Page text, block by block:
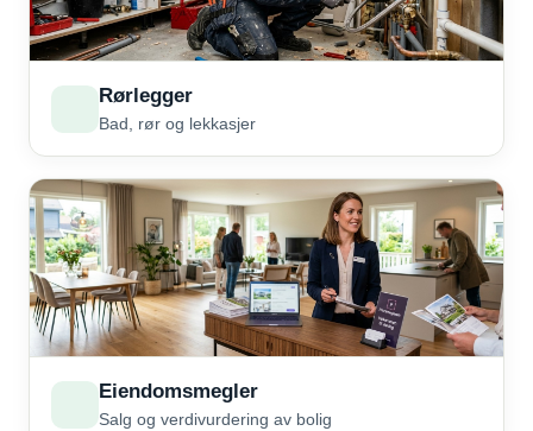
Rørlegger
Bad, rør og lekkasjer
Eiendomsmegler
Salg og verdivurdering av bolig